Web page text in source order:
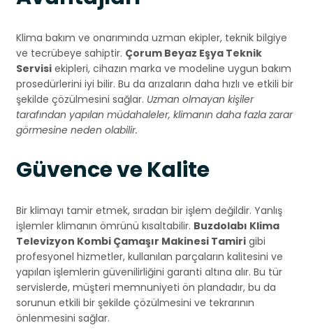
Klima bakım ve onarımında uzman ekipler, teknik bilgiye
ve tecrübeye sahiptir. Çorum Beyaz Eşya Teknik
Servisi ekipleri, cihazın marka ve modeline uygun bakım
prosedürlerini iyi bilir. Bu da arızaların daha hızlı ve etkili bir
şekilde çözülmesini sağlar. Uzman olmayan kişiler
tarafından yapılan müdahaleler, klimanın daha fazla zarar
görmesine neden olabilir.
Güvence ve Kalite
Bir klimayı tamir etmek, sıradan bir işlem değildir. Yanlış
işlemler klimanın ömrünü kısaltabilir. Buzdolabı Klima
Televizyon Kombi Çamaşır Makinesi Tamiri gibi
profesyonel hizmetler, kullanılan parçaların kalitesini ve
yapılan işlemlerin güvenilirliğini garanti altına alır. Bu tür
servislerde, müşteri memnuniyeti ön plandadır, bu da
sorunun etkili bir şekilde çözülmesini ve tekrarının
önlenmesini sağlar.